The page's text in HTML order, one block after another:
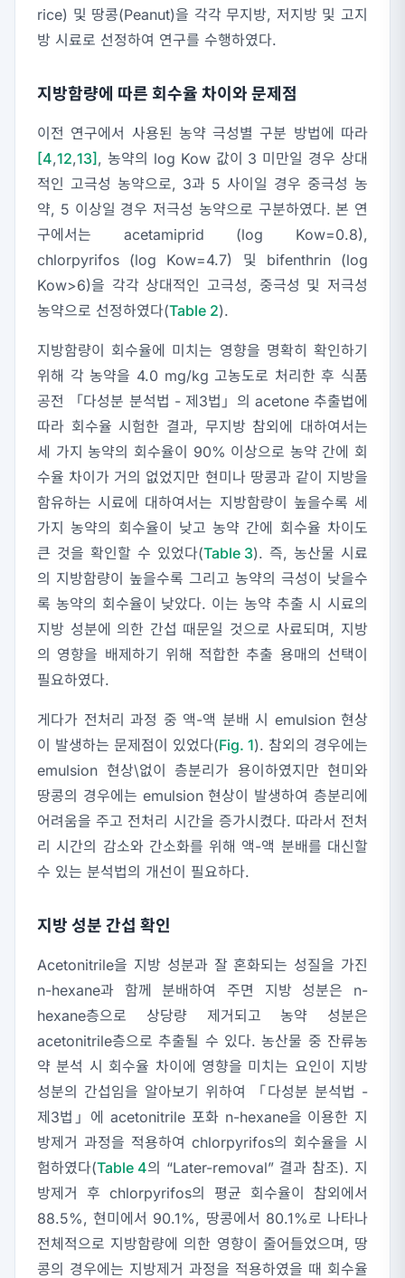
rice) 및 땅콩(Peanut)을 각각 무지방, 저지방 및 고지
방 시료로 선정하여 연구를 수행하였다.
지방함량에 따른 회수율 차이와 문제점
이전 연구에서 사용된 농약 극성별 구분 방법에 따라
[4,12,13] , 농약의 log Kow 값이 3 미만일 경우 상대
적인 고극성 농약으로, 3과 5 사이일 경우 중극성 농
약, 5 이상일 경우 저극성 농약으로 구분하였다. 본 연
구에서는 acetamiprid (log Kow=0.8),
chlorpyrifos (log Kow=4.7) 및 bifenthrin (log
Kow>6)을 각각 상대적인 고극성, 중극성 및 저극성
농약으로 선정하였다(Table 2).
지방함량이 회수율에 미치는 영향을 명확히 확인하기
위해 각 농약을 4.0 mg/kg 고농도로 처리한 후 식품
공전 「다성분 분석법 - 제3법」의 acetone 추출법에
따라 회수율 시험한 결과, 무지방 참외에 대하여서는
세 가지 농약의 회수율이 90% 이상으로 농약 간에 회
수율 차이가 거의 없었지만 현미나 땅콩과 같이 지방을
함유하는 시료에 대하여서는 지방함량이 높을수록 세
가지 농약의 회수율이 낮고 농약 간에 회수율 차이도
큰 것을 확인할 수 있었다(Table 3). 즉, 농산물 시료
의 지방함량이 높을수록 그리고 농약의 극성이 낮을수
록 농약의 회수율이 낮았다. 이는 농약 추출 시 시료의
지방 성분에 의한 간섭 때문일 것으로 사료되며, 지방
의 영향을 배제하기 위해 적합한 추출 용매의 선택이
필요하였다.
게다가 전처리 과정 중 액-액 분배 시 emulsion 현상
이 발생하는 문제점이 있었다(Fig. 1). 참외의 경우에는
emulsion 현상\없이 층분리가 용이하였지만 현미와
땅콩의 경우에는 emulsion 현상이 발생하여 층분리에
어려움을 주고 전처리 시간을 증가시켰다. 따라서 전처
리 시간의 감소와 간소화를 위해 액-액 분배를 대신할
수 있는 분석법의 개선이 필요하다.
지방 성분 간섭 확인
Acetonitrile을 지방 성분과 잘 혼화되는 성질을 가진
n-hexane과 함께 분배하여 주면 지방 성분은 n-
hexane층으로 상당량 제거되고 농약 성분은
acetonitrile층으로 추출될 수 있다. 농산물 중 잔류농
약 분석 시 회수율 차이에 영향을 미치는 요인이 지방
성분의 간섭임을 알아보기 위하여 「다성분 분석법 -
제3법」에 acetonitrile 포화 n-hexane을 이용한 지
방제거 과정을 적용하여 chlorpyrifos의 회수율을 시
험하였다(Table 4의 “Later-removal” 결과 참조). 지
방제거 후 chlorpyrifos의 평균 회수율이 참외에서
88.5%, 현미에서 90.1%, 땅콩에서 80.1%로 나타나
전체적으로 지방함량에 의한 영향이 줄어들었으며, 땅
콩의 경우에는 지방제거 과정을 적용하였을 때 회수율